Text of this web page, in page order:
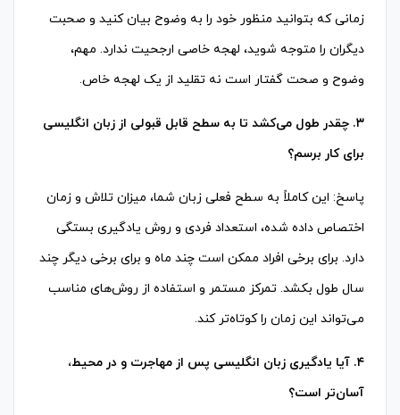
زمانی که بتوانید منظور خود را به وضوح بیان کنید و صحبت
دیگران را متوجه شوید، لهجه خاصی ارجحیت ندارد. مهم،
وضوح و صحت گفتار است نه تقلید از یک لهجه خاص.
۳. چقدر طول می‌کشد تا به سطح قابل قبولی از زبان انگلیسی
برای کار برسم؟
پاسخ: این کاملاً به سطح فعلی زبان شما، میزان تلاش و زمان
اختصاص داده شده، استعداد فردی و روش یادگیری بستگی
دارد. برای برخی افراد ممکن است چند ماه و برای برخی دیگر چند
سال طول بکشد. تمرکز مستمر و استفاده از روش‌های مناسب
می‌تواند این زمان را کوتاه‌تر کند.
۴. آیا یادگیری زبان انگلیسی پس از مهاجرت و در محیط،
آسان‌تر است؟